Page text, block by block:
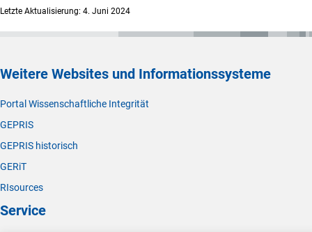
Letzte Aktualisierung: 4. Juni 2024
Weitere Websites und Informationssysteme
Portal Wissenschaftliche Integrität
GEPRIS
GEPRIS historisch
GERiT
RIsources
Service